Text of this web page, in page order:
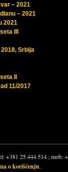
– 2021
– 2021
2021
III
Srbija
II
11/2017
+381 25 444 514 ; mob:
o korišćenju.